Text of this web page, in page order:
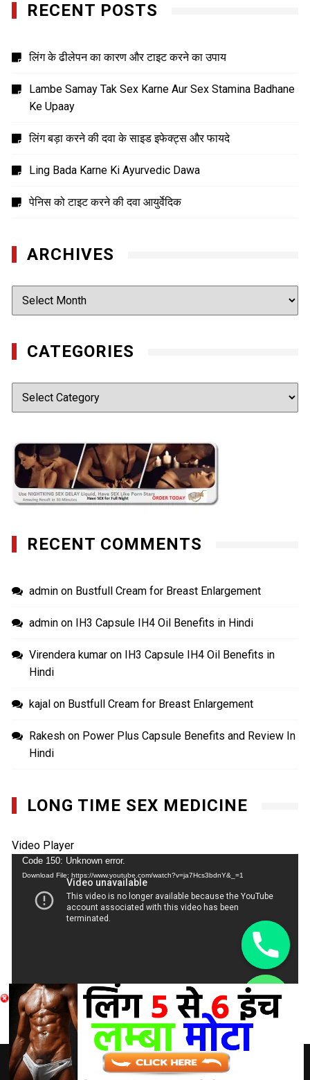
RECENT POSTS
लिंग के ढीलेपन का कारण और टाइट करने का उपाय
Lambe Samay Tak Sex Karne Aur Sex Stamina Badhane
Ke Upaay
लिंग बड़ा करने की दवा के साइड इफेक्ट्स और फायदे
Ling Bada Karne Ki Ayurvedic Dawa
पेनिस को टाइट करने की दवा आयुर्वेदिक
ARCHIVES
Archives
CATEGORIES
Categories
RECENT COMMENTS
admin on Bustfull Cream for Breast Enlargement
admin on IH3 Capsule IH4 Oil Benefits in Hindi
Virendera kumar on
IH3 Capsule IH4 Oil Benefits in
Hindi
kajal on Bustfull Cream for Breast Enlargement
Rakesh on Power Plus Capsule Benefits and Review In
Hindi
LONG TIME SEX MEDICINE
Video Player
Code 150: Unknown error.
Download File: https://www.youtube.com/watch?v=ja7Hcs3bdnY&_=1
Hide
chaty